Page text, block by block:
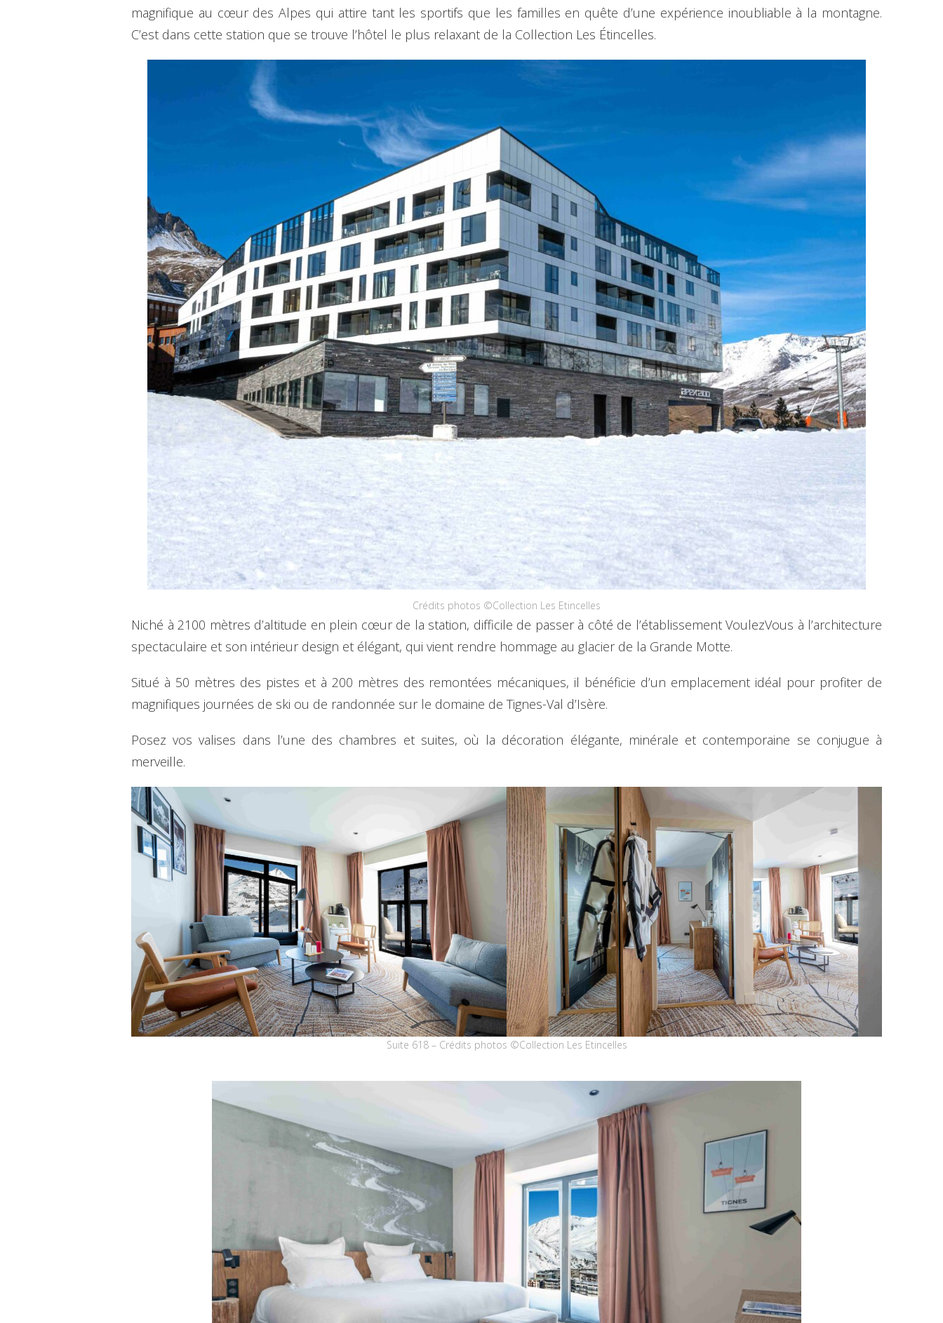
magnifique au cœur des Alpes qui attire tant les sportifs que les familles en quête d’une expérience inoubliable à la montagne.
C’est dans cette station que se trouve l’hôtel le plus relaxant de la Collection Les Étincelles.
Crédits photos ©Collection Les Etincelles
Niché à 2100 mètres d’altitude en plein cœur de la station, difficile de passer à côté de l’établissement VoulezVous à l’architecture
spectaculaire et son intérieur design et élégant, qui vient rendre hommage au glacier de la Grande Motte.
Situé à 50 mètres des pistes et à 200 mètres des remontées mécaniques, il bénéficie d’un emplacement idéal pour profiter de
magnifiques journées de ski ou de randonnée sur le domaine de Tignes-Val d’Isère.
Posez vos valises dans l’une des chambres et suites, où la décoration élégante, minérale et contemporaine se conjugue à
merveille.
Suite 618 – Crédits photos ©Collection Les Etincelles